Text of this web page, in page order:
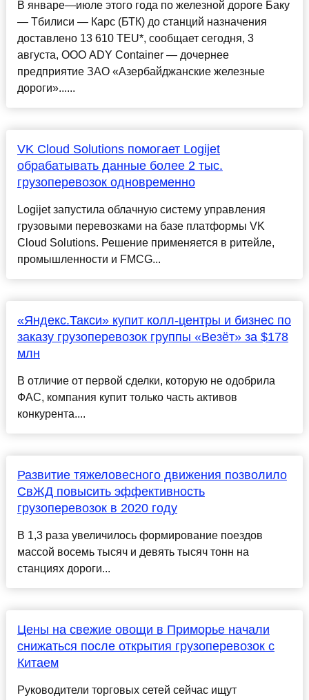
В январе—июле этого года по железной дороге Баку
— Тбилиси — Карс (БТК) до станций назначения
доставлено 13 610 TEU*, сообщает сегодня, 3
августа, ООО ADY Container — дочернее
предприятие ЗАО «Азербайджанские железные
дороги»......
VK Cloud Solutions помогает Logijet
обрабатывать данные более 2 тыс.
грузоперевозок одновременно
Logijet запустила облачную систему управления
грузовыми перевозками на базе платформы VK
Cloud Solutions. Решение применяется в ритейле,
промышленности и FMCG...
«Яндекс.Такси» купит колл-центры и бизнес по
заказу грузоперевозок группы «Везёт» за $178
млн
В отличие от первой сделки, которую не одобрила
ФАС, компания купит только часть активов
конкурента....
Развитие тяжеловесного движения позволило
СвЖД повысить эффективность
грузоперевозок в 2020 году
В 1,3 раза увеличилось формирование поездов
массой восемь тысяч и девять тысяч тонн на
станциях дороги...
Цены на свежие овощи в Приморье начали
снижаться после открытия грузоперевозок с
Китаем
Руководители торговых сетей сейчас ищут